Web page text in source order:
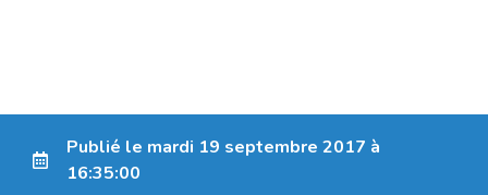
Publié le mardi 19 septembre 2017 à
16:35:00